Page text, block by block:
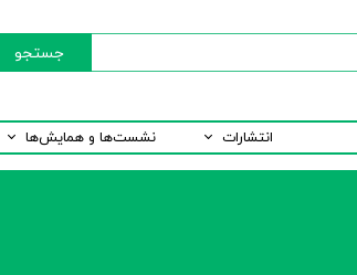
انتشارات نشست‌ها و همایش‌ها
جستجو